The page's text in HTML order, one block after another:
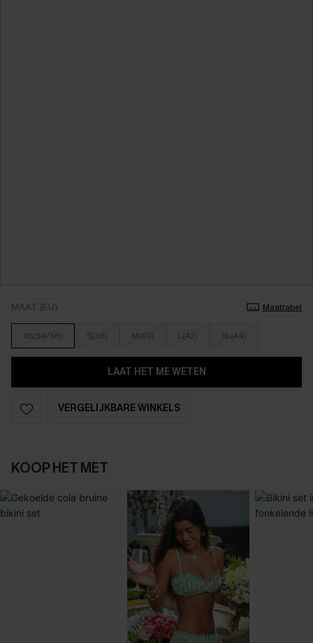
MAAT (EU) Maattabel
XS(34/36) S(38) M(40) L(42) XL(44)
LAAT HET ME WETEN
VERGELIJKBARE WINKELS
KOOP HET MET